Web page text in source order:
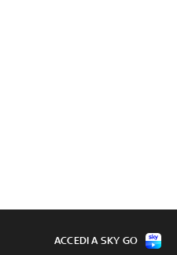
ACCEDI A SKY GO